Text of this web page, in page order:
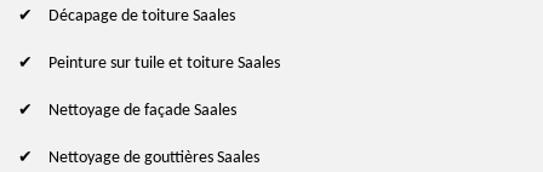
Décapage de toiture Saales
Peinture sur tuile et toiture Saales
Nettoyage de façade Saales
Nettoyage de gouttières Saales